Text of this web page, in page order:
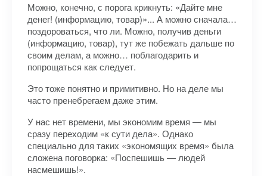
Можно, конечно, с порога крикнуть: «Дайте мне
денег! (информацию, товар)»... А можно сначала…
поздороваться, что ли. Можно, получив деньги
(информацию, товар), тут же побежать дальше по
своим делам, а можно… поблагодарить и
попрощаться как следует.
Это тоже понятно и примитивно. Но на деле мы
часто пренебрегаем даже этим.
У нас нет времени, мы экономим время — мы
сразу переходим «к сути дела». Однако
специально для таких «экономящих время» была
сложена поговорка: «Поспешишь — людей
насмешишь!».